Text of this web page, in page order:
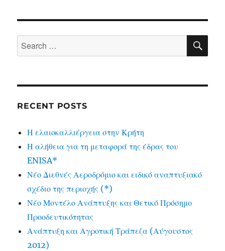
Search
for:
RECENT POSTS
Η ελαιοκαλλιέργεια στην Κρήτη
Η αλήθεια για τη μεταφορά της έδρας του
ENISA*
Νέο Διεθνές Αεροδρόμιο και ειδικό αναπτυξιακό
σχέδιο της περιοχής (*)
Νέο Μοντέλο Ανάπτυξης και Θετικό Πρόσημο
Προοδευτικότητας
Ανάπτυξη και Αγροτική Τράπεζα (Αύγουστος
2012)